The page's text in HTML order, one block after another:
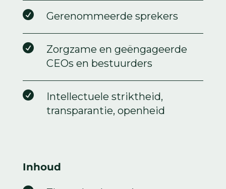
 Gerenommeerde sprekers

Zorgzame en geëngageerde
CEOs en bestuurders

Intellectuele striktheid,
transparantie, openheid
Inhoud